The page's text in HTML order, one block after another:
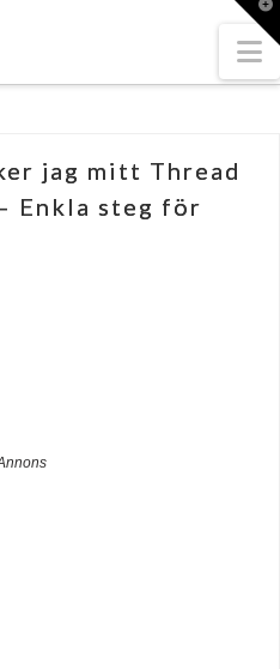
jag mitt Thread
Enkla steg för